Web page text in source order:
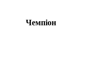
Чемпіон